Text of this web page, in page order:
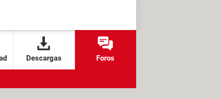
Descargas Foros